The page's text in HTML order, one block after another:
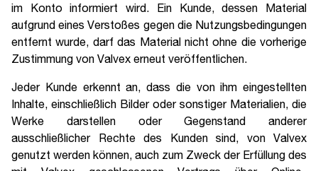
im Konto informiert wird. Ein Kunde, dessen Material
aufgrund eines Verstoßes gegen die Nutzungsbedingungen
entfernt wurde, darf das Material nicht ohne die vorherige
Zustimmung von Valvex erneut veröffentlichen.
Jeder Kunde erkennt an, dass die von ihm eingestellten
Inhalte, einschließlich Bilder oder sonstiger Materialien, die
Werke darstellen oder Gegenstand anderer
ausschließlicher Rechte des Kunden sind, von Valvex
genutzt werden können, auch zum Zweck der Erfüllung des